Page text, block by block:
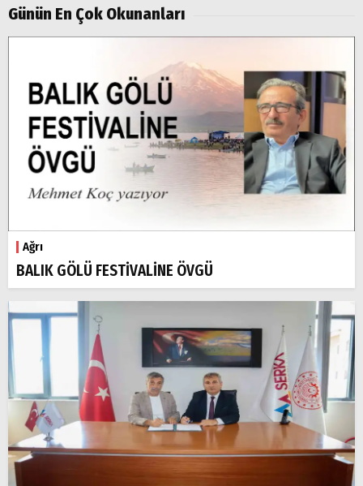
Günün En Çok Okunanları
Ağrı
BALIK GÖLÜ FESTİVALİNE ÖVGÜ
Doğubayazıt